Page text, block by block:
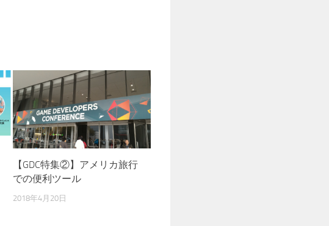
【GDC特集②】アメリカ旅行
での便利ツール
2018年4月20日